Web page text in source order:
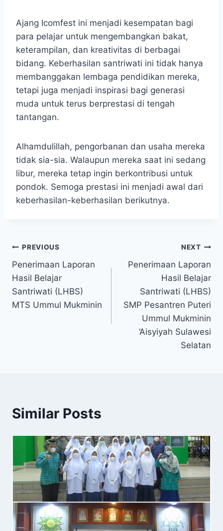
Ajang Icomfest ini menjadi kesempatan bagi
para pelajar untuk mengembangkan bakat,
keterampilan, dan kreativitas di berbagai
bidang. Keberhasilan santriwati ini tidak hanya
membanggakan lembaga pendidikan mereka,
tetapi juga menjadi inspirasi bagi generasi
muda untuk terus berprestasi di tengah
tantangan.
Alhamdulillah, pengorbanan dan usaha mereka
tidak sia-sia. Walaupun mereka saat ini sedang
libur, mereka tetap ingin berkontribusi untuk
pondok. Semoga prestasi ini menjadi awal dari
keberhasilan-keberhasilan berikutnya.
PREVIOUS
Penerimaan Laporan
Hasil Belajar
Santriwati (LHBS)
MTS Ummul Mukminin
NEXT
Penerimaan Laporan
Hasil Belajar
Santriwati (LHBS)
SMP Pesantren Puteri
Ummul Mukminin
‘Aisyiyah Sulawesi
Selatan
Similar Posts